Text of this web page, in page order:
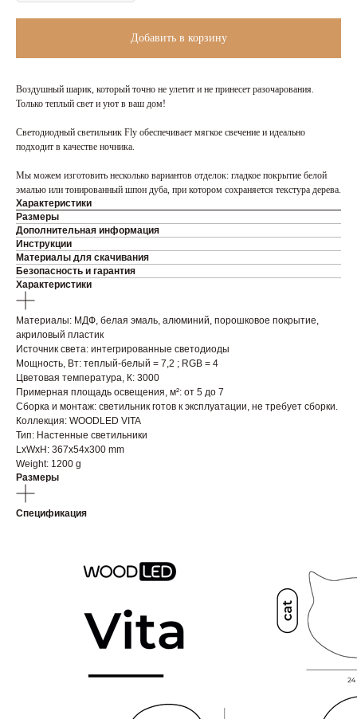
Добавить в корзину
Воздушный шарик, который точно не улетит и не принесет разочарования.
Только теплый свет и уют в ваш дом!
Светодиодный светильник Fly обеспечивает мягкое свечение и идеально
подходит в качестве ночника.
Мы можем изготовить несколько вариантов отделок: гладкое покрытие белой
эмалью или тонированный шпон дуба, при котором сохраняется текстура дерева.
Характеристики
Размеры
Дополнительная информация
Инструкции
Материалы для скачивания
Безопасность и гарантия
Характеристики
Материалы: МДФ, белая эмаль, алюминий, порошковое покрытие,
акриловый пластик
Источник света: интегрированные светодиоды
Мощность, Вт: теплый-белый = 7,2 ; RGB = 4
Цветовая температура, К: 3000
Примерная площадь освещения, м²: от 5 до 7
Сборка и монтаж: светильник готов к эксплуатации, не требует сборки.
Коллекция: WOODLED VITA
Тип: Настенные светильники
LxWxH: 367x54x300 mm
Weight: 1200 g
Размеры
Спецификация